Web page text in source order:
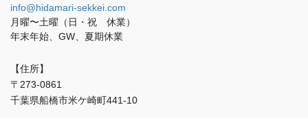
info@hidamari-sekkei.com
月曜〜土曜（日・祝 休業）
年末年始、GW、夏期休業
【住所】
〒273-0861
千葉県船橋市米ケ崎町441-10